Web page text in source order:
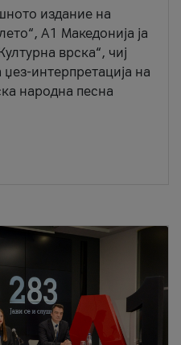
издание на
А1 Македонија ја
врска“, чиј
интерпретација на
народна песна